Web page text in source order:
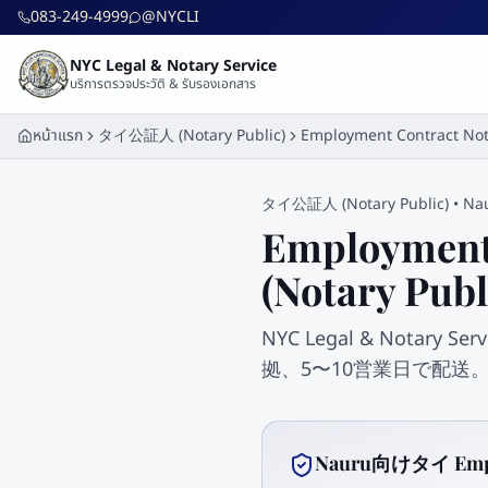
ข้ามไปยังเนื้อหาหลัก
083-249-4999 @NYCLI
NYC Legal & Notary Service
บริการตรวจประวัติ & รับรองเอกสาร
หน้าแรก タイ公証人 (Notary Public) Employment Contract
タイ公証人 (Notary Public) •
(Notary
NYC Legal & Notary
拠、5〜10営業日で配送
Nauru向けタイ